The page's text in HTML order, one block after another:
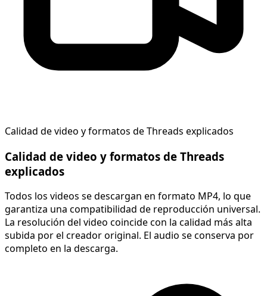
Calidad de video y formatos de Threads explicados
Calidad de video y formatos de Threads
explicados
Todos los videos se descargan en formato MP4, lo que
garantiza una compatibilidad de reproducción universal.
La resolución del video coincide con la calidad más alta
subida por el creador original. El audio se conserva por
completo en la descarga.